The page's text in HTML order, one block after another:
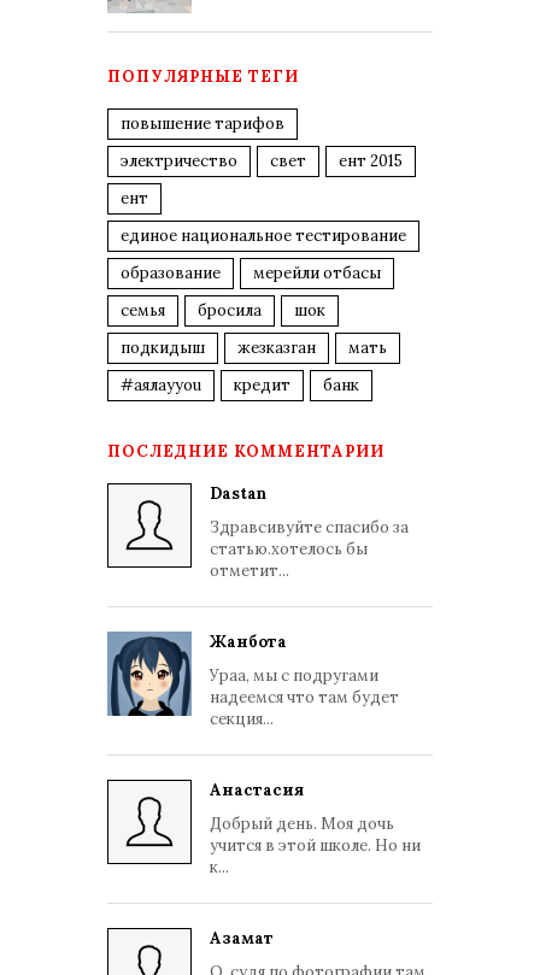
ПОПУЛЯРНЫЕ ТЕГИ
повышение тарифов
электричество
свет
ент 2015
ент
единое национальное тестирование
образование
мерейли отбасы
семья
бросила
шок
подкидыш
жезказган
мать
#аялауyou
кредит банк
ПОСЛЕДНИЕ КОММЕНТАРИИ
Dastan
Здравсивуйте спасибо за
статью.хотелось бы
отметит...
Жанбота
Ураа, мы с подругами
надеемся что там будет
секция...
Анастасия
Добрый день. Моя дочь
учится в этой школе. Но ни
к...
Азамат